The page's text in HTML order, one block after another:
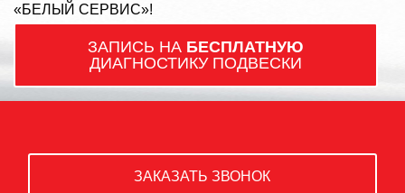
«БЕЛЫЙ СЕРВИС»!
ЗАПИСЬ НА БЕСПЛАТНУЮ
ДИАГНОСТИКУ ПОДВЕСКИ
ЗАКАЗАТЬ ЗВОНОК